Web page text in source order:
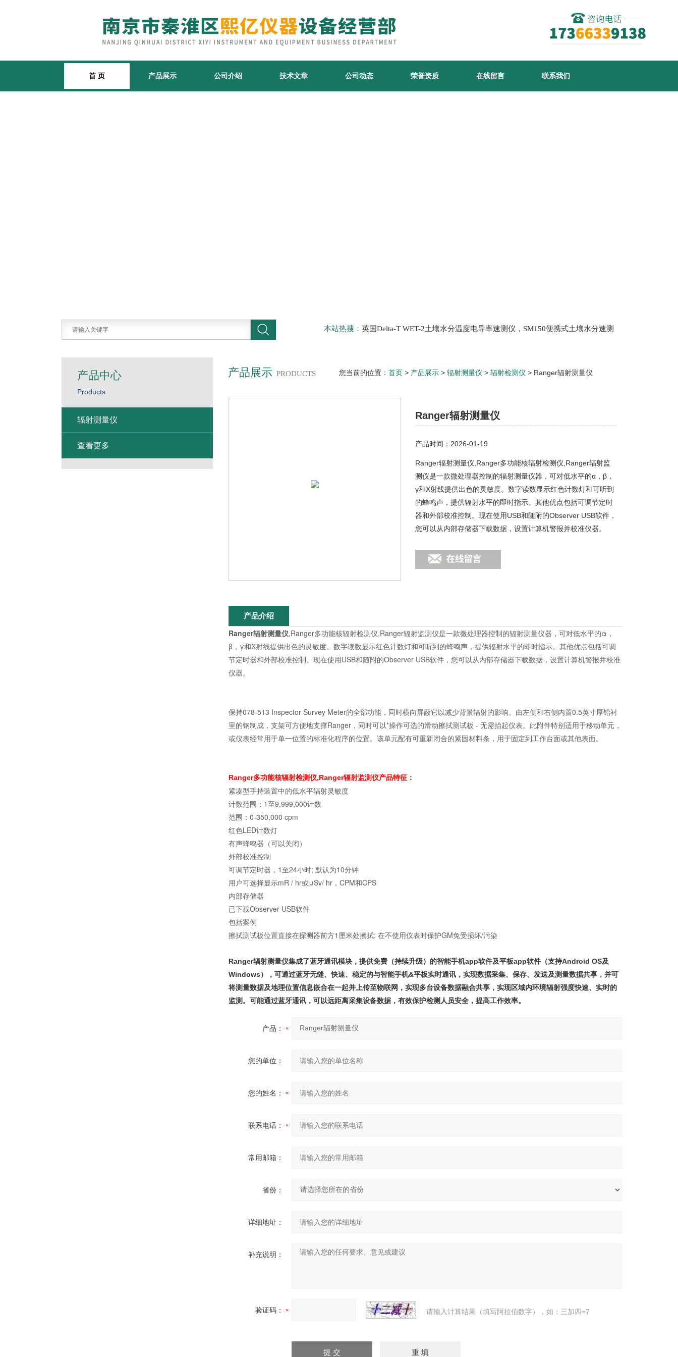
首 页 产品展示 公司介绍 技术文章 公司动态 荣誉资质 在线留言 联系我们
本站热搜： 英国Delta-T WET-2土壤水分温度电导率速测仪，SM150便携式土壤水分速测
产品展示 PRODUCTS 您当前的位置： 首页 > 产品展示 > 辐射测量仪 > 辐射检测仪 > Ranger辐射测量仪
Ranger辐射测量仪
产品时间：2026-01-19
Ranger辐射测量仪,Ranger多功能核辐射检测仪,Ranger辐射监
测仪是一款微处理器控制的辐射测量仪器，可对低水平的α，β，
γ和X射线提供出色的灵敏度。数字读数显示红色计数灯和可听到
的蜂鸣声，提供辐射水平的即时指示。其他优点包括可调节定时
器和外部校准控制。现在使用USB和随附的Observer USB软件，
您可以从内部存储器下载数据，设置计算机警报并校准仪器。
产品介绍
Ranger辐射测量仪,Ranger多功能核辐射检测仪,Ranger辐射监测仪是一款微处理器控制的辐射测量仪器，可对低水平的α，
β，γ和X射线提供出色的灵敏度。数字读数显示红色计数灯和可听到的蜂鸣声，提供辐射水平的即时指示。其他优点包括可调
节定时器和外部校准控制。现在使用USB和随附的Observer USB软件，您可以从内部存储器下载数据，设置计算机警报并校准
仪器。
保持078-513 Inspector Survey Meter的全部功能，同时横向屏蔽它以减少背景辐射的影响。由左侧和右侧内置0.5英寸厚铅衬
里的钢制成，支架可方便地支撑Ranger，同时可以*操作可选的滑动擦拭测试板 - 无需抬起仪表。此附件特别适用于移动单元，
或仪表经常用于单一位置的标准化程序的位置。该单元配有可重新闭合的紧固材料条，用于固定到工作台面或其他表面。
Ranger多功能核辐射检测仪,Ranger辐射监测仪产品特征：
紧凑型手持装置中的低水平辐射灵敏度
计数范围：1至9,999,000计数
范围：0-350,000 cpm
红色LED计数灯
有声蜂鸣器（可以关闭）
外部校准控制
可调节定时器，1至24小时; 默认为10分钟
用户可选择显示mR / hr或μSv/ hr，CPM和CPS
内部存储器
已下载Observer USB软件
包括案例
擦拭测试板位置直接在探测器前方1厘米处擦拭; 在不使用仪表时保护GM免受损坏/污染
Ranger辐射测量仪集成了蓝牙通讯模块，提供免费（持续升级）的智能手机app软件及平板app软件（支持Android OS及
Windows），可通过蓝牙无缝、快速、稳定的与智能手机&平板实时通讯，实现数据采集、保存、发送及测量数据共享，并可
将测量数据及地理位置信息嵌合在一起并上传至物联网，实现多台设备数据融合共享，实现区域内环境辐射强度快速、实时的
监测。可能通过蓝牙通讯，可以远距离采集设备数据，有效保护检测人员安全，提高工作效率。
产品：
您的单位：
您的姓名：
联系电话：
常用邮箱：
省份：
详细地址：
补充说明：
验证码： 请输入计算结果（填写阿拉伯数字），如：三加四=7
产品中心
Products
辐射测量仪
查看更多